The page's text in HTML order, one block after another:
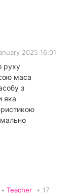
2025 16:01
руху
маса
з
яка
Teacher • 17